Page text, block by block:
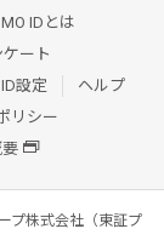
IDとは
ート
設定
ヘルプ
リシー
プ株式会社（東証プ